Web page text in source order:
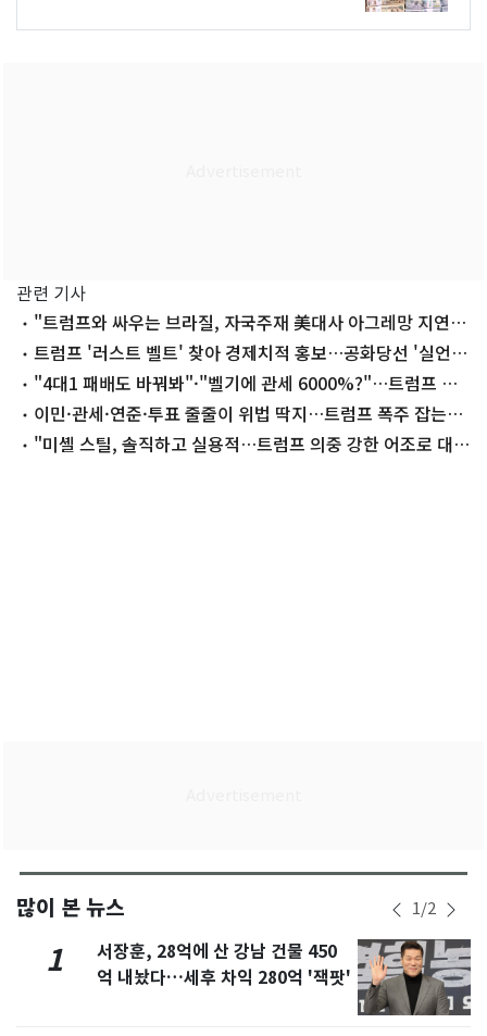
관련 기사
"트럼프와 싸우는 브라질, 자국주재 美대사 아그레망 지연
중"트럼프 '러스트 벨트' 찾아 경제치적 홍보…공화당선 '실언'
걱정"4대1 패배도 바꿔봐"·"벨기에 관세 6000%?"…트럼프 월
드컵 밈 폭발
이민·관세·연준·투표 줄줄이 위법 딱지…트럼프 폭주 잡는
대법원
"미셸 스틸, 솔직하고 실용적…트럼프 의중 강한 어조로 대변
많이 본 뉴스 1/2
1
서장훈, 28억에 산 강남 건물 450
억 내놨다…세후 차익 280억 '잭팟'